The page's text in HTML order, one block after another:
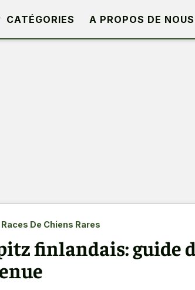
CATÉGORIES A PROPOS DE NOUS
Races De Chiens Rares
finlandais: guide